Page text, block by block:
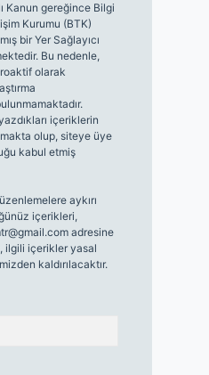
Kanun gereğince Bilgi
Kurumu (BTK)
bir Yer Sağlayıcı
Bu nedenle,
olarak
içeriklerin
olup, siteye üye
kabul etmiş
aykırı
içerikleri,
adresine
ilgili içerikler yasal
kaldırılacaktır.